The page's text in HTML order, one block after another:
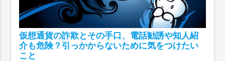
仮想通貨の詐欺とその手口、電話勧誘や知人紹
介も危険？引っかからないために気をつけたい
こと